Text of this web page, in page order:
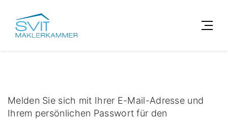
Melden Sie sich mit Ihrer E-Mail-Adresse und
Ihrem persönlichen Passwort für den